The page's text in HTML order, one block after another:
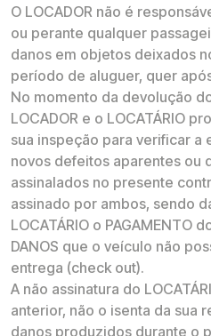
O LOCADOR não é
ou perante qualquer
danos em objetos deixados
período de aluguer, quer
No momento da devolução
LOCADOR e o LOCATÁRIO
sua inspeção para verificar a
novos defeitos aparentes ou
assinalados no presente
assinado por ambos, sendo
LOCATÁRIO o PAGAMENTO
DANOS que o veículo não
entrega (check out).
A não assinatura do
anterior, não o isenta da sua
danos produzidos durante o